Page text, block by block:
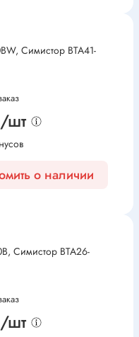
Симистор BTA41-
шт
о наличии
Симистор BTA26-
шт